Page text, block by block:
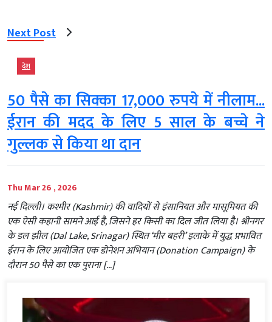
Next Post
देश
50 पैसे का सिक्का 17,000 रुपये में नीलाम...
ईरान की मदद के लिए 5 साल के बच्चे ने
गुल्लक से किया था दान
Thu Mar 26 , 2026
नई दिल्ली। कश्मीर (Kashmir) की वादियों से इंसानियत और मासूमियत की
एक ऐसी कहानी सामने आई है, जिसने हर किसी का दिल जीत लिया है। श्रीनगर
के डल झील (Dal Lake, Srinagar) स्थित ‘मीर बहरी’ इलाके में युद्ध प्रभावित
ईरान के लिए आयोजित एक डोनेशन अभियान (Donation Campaign) के
दौरान 50 पैसे का एक पुराना […]